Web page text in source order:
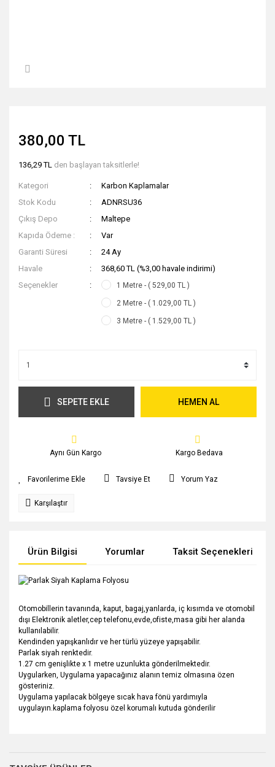
380,00 TL
136,29 TL den başlayan taksitlerle!
Kategori
Karbon Kaplamalar
Stok Kodu
ADNRSU36
Çıkış Depo
Maltepe
Kapıda Ödeme :
Var
Garanti Süresi
24 Ay
Havale
368,60 TL (%3,00 havale indirimi)
Seçenekler
1 Metre - ( 529,00 TL )
2 Metre - ( 1.029,00 TL )
3 Metre - ( 1.529,00 TL )
SEPETE EKLE HEMEN AL
Aynı Gün Kargo Kargo Bedava
Tavsiye Et Yorum Yaz
Karşılaştır
Ürün Bilgisi Yorumlar Taksit Seçenekleri
Otomobillerin tavanında, kaput, bagaj,yanlarda, iç kısımda ve otomobil
dışı Elektronik aletler,cep telefonu,evde,ofiste,masa gibi her alanda
kullanılabilir.
Kendinden yapışkanlıdır ve her türlü yüzeye yapışabilir.
Parlak siyah renktedir.
1.27 cm genişlikte x 1 metre uzunlukta gönderilmektedir.
Uygularken, Uygulama yapacağınız alanın temiz olmasına özen
gösteriniz.
Uygulama yapılacak bölgeye sıcak hava fönü yardımıyla
uygulayın.kaplama folyosu özel korumalı kutuda gönderilir
kullanarak tarafımıza iletebilirsiniz.